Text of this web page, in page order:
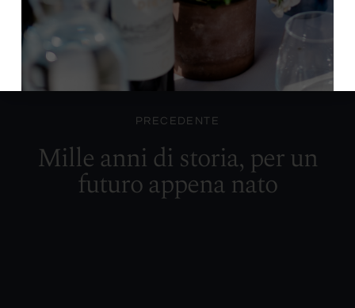
PRECEDENTE
Mille anni di storia, per un
futuro appena nato